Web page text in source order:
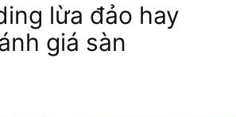
lừa đảo hay
giá sàn